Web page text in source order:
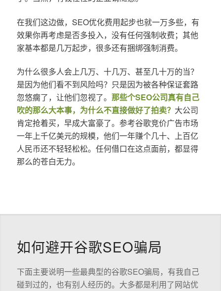
在我们这边做，SEO优化费用起步也就一万多些，有
效果你再考虑是否多投入，没有任何强制收费；其他
家基本都是几万起步，很多还有捆绑强制消费。
为什么很多人会上几万、十几万、甚至几十万的当？
是因为他们看不到风险吗？只是因为被各种保证套路
忽悠瘸了，让他们忽视了。 那些个SEO公司真有自己
吹的那么大本事，为什么不直接做好了拍卖？ 大公司
肯定抢着买，早成大富豪了。参考谷歌竞价广告市场
一年上千亿美元的规模，他们一年赚个几十、上百亿
人民币还不轻轻松松。任何借口在这点面前，都显得
那么的苍白无力。
如何避开谷歌SEO骗局
下面主要说明一些最典型的谷歌SEO骗局，有我自己
碰到过的，也有别人经历的。大多都是利用了网站优